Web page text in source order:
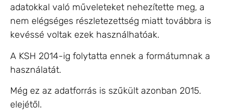
adatokkal való műveleteket nehezítette meg, a
nem elégséges részletezettség miatt továbbra is
kevéssé voltak ezek használhatóak.
A KSH 2014-ig folytatta ennek a formátumnak a
használatát.
Még ez az adatforrás is szűkült azonban 2015.
elejétől.